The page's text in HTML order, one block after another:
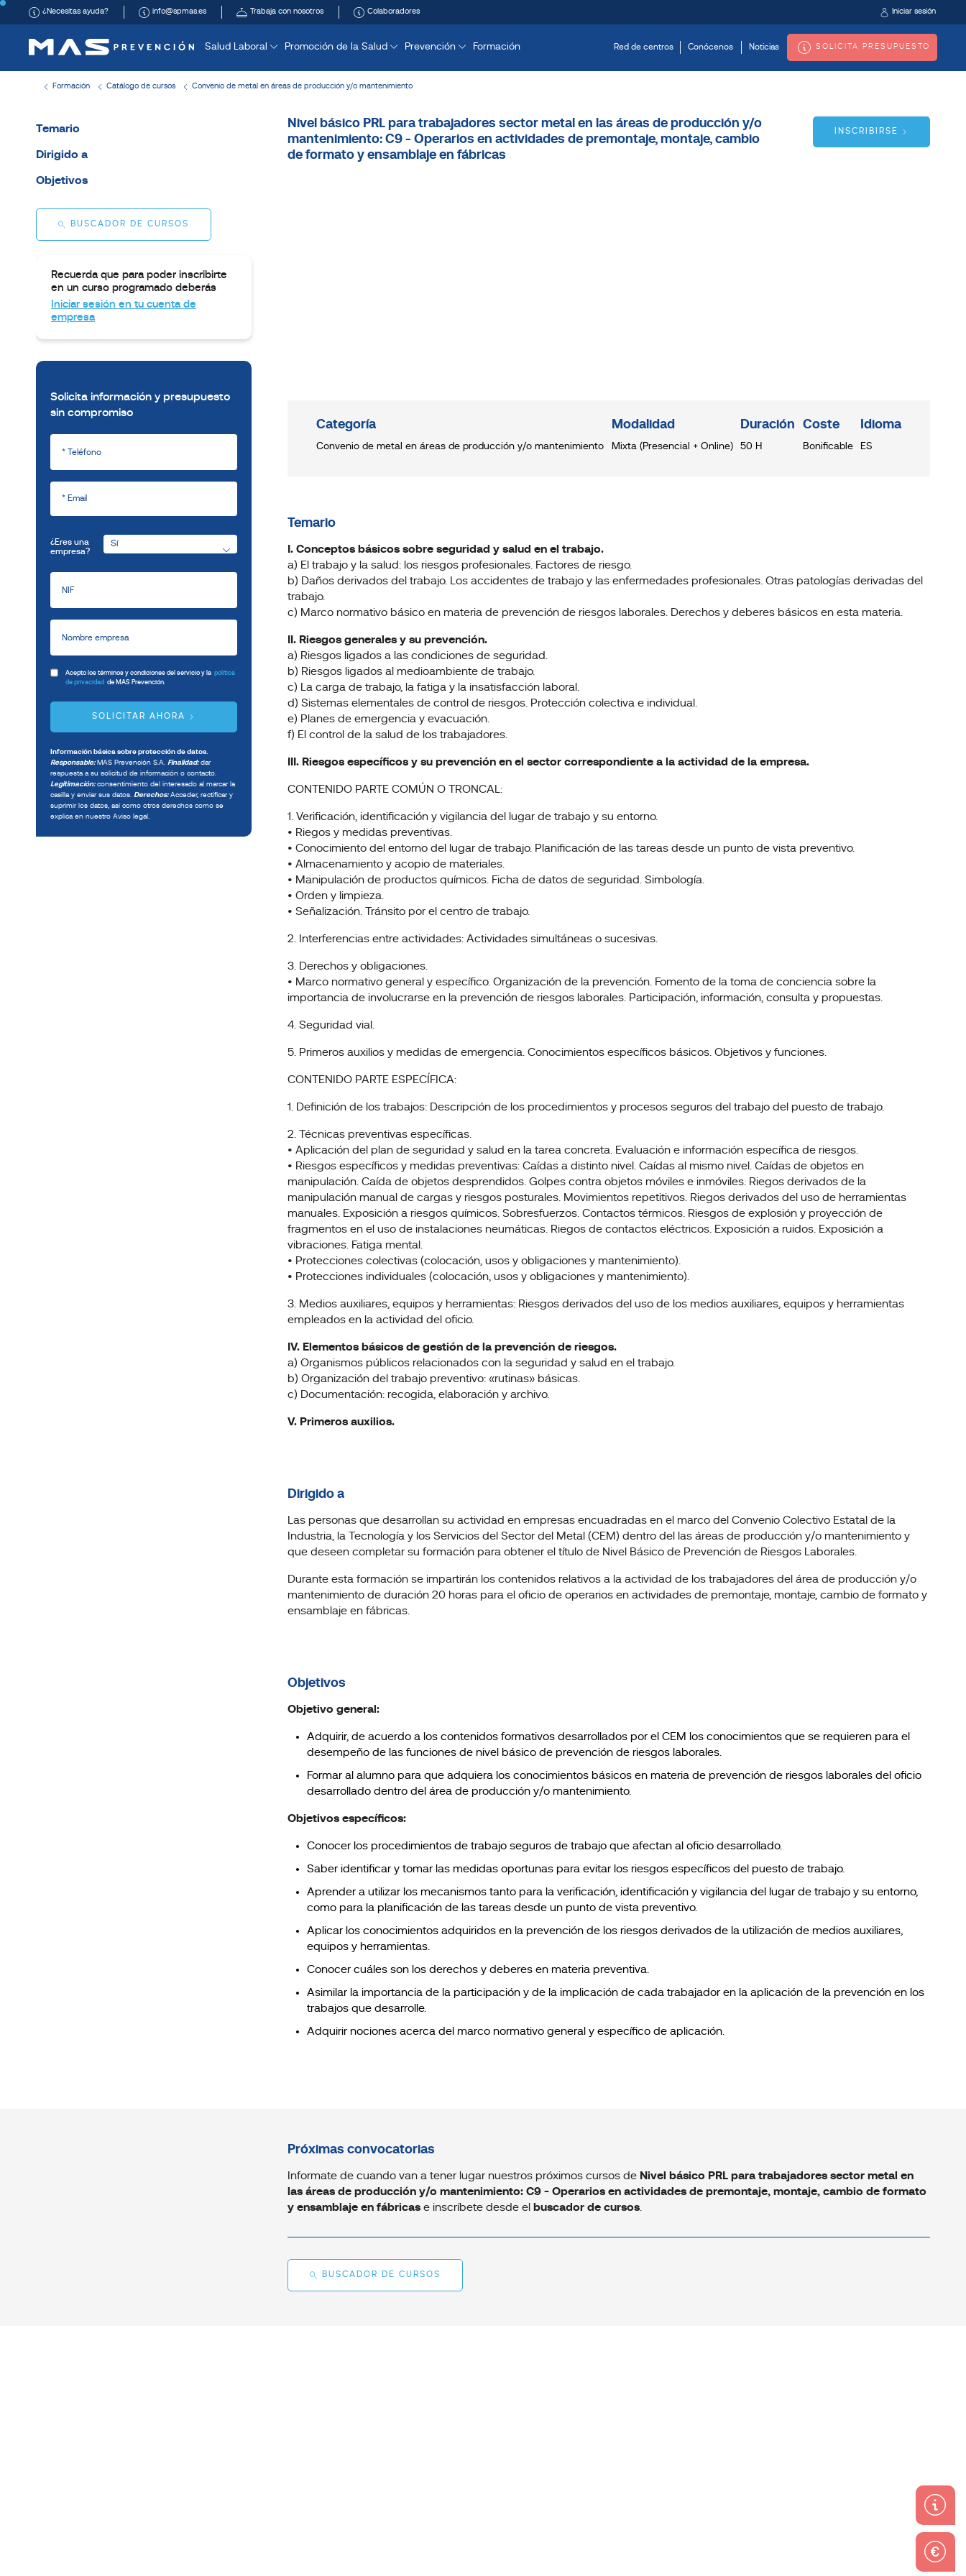
¿Necesitas ayuda? info@spmas.es Trabaja con nosotros Colaboradores Iniciar sesión
Salud Laboral Promoción de la Salud Prevención Formación Red de centros Conócenos Noticias SOLICITA PRESUPUESTO
Formación Catálogo de cursos Convenio de metal en áreas de producción y/o mantenimiento
Temario
Dirigido a
Objetivos
BUSCADOR DE CURSOS
Recuerda que para poder inscribirte
en un curso programado deberás
Iniciar sesión en tu cuenta de
empresa
Solicita información y presupuesto
sin compromiso
¿Eres una
empresa?
Acepto los términos y condiciones del servicio y la política
de privacidad de MAS Prevención.
SOLICITAR AHORA
Información básica sobre protección de datos.
Responsable: MAS Prevención S.A. Finalidad: dar
respuesta a su solicitud de información o contacto.
Legitimación: consentimiento del interesado al marcar la
casilla y enviar sus datos. Derechos: Acceder, rectificar y
suprimir los datos, así como otros derechos como se
explica en nuestro Aviso legal.
Nivel básico PRL para trabajadores sector metal en las áreas de producción y/o
mantenimiento: C9 - Operarios en actividades de premontaje, montaje, cambio
de formato y ensamblaje en fábricas
INSCRIBIRSE
Categoría
Convenio de metal en áreas de producción y/o mantenimiento
Modalidad
Mixta (Presencial + Online)
Duración
50 H
Coste
Bonificable
Idioma
ES
Temario
I. Conceptos básicos sobre seguridad y salud en el trabajo.
a) El trabajo y la salud: los riesgos profesionales. Factores de riesgo.
b) Daños derivados del trabajo. Los accidentes de trabajo y las enfermedades profesionales. Otras patologías derivadas del
trabajo.
c) Marco normativo básico en materia de prevención de riesgos laborales. Derechos y deberes básicos en esta materia.
II. Riesgos generales y su prevención.
a) Riesgos ligados a las condiciones de seguridad.
b) Riesgos ligados al medioambiente de trabajo.
c) La carga de trabajo, la fatiga y la insatisfacción laboral.
d) Sistemas elementales de control de riesgos. Protección colectiva e individual.
e) Planes de emergencia y evacuación.
f) El control de la salud de los trabajadores.
III. Riesgos específicos y su prevención en el sector correspondiente a la actividad de la empresa.
CONTENIDO PARTE COMÚN O TRONCAL:
1. Verificación, identificación y vigilancia del lugar de trabajo y su entorno.
• Riegos y medidas preventivas.
• Conocimiento del entorno del lugar de trabajo. Planificación de las tareas desde un punto de vista preventivo.
• Almacenamiento y acopio de materiales.
• Manipulación de productos químicos. Ficha de datos de seguridad. Simbología.
• Orden y limpieza.
• Señalización. Tránsito por el centro de trabajo.
2. Interferencias entre actividades: Actividades simultáneas o sucesivas.
3. Derechos y obligaciones.
• Marco normativo general y específico. Organización de la prevención. Fomento de la toma de conciencia sobre la
importancia de involucrarse en la prevención de riesgos laborales. Participación, información, consulta y propuestas.
4. Seguridad vial.
5. Primeros auxilios y medidas de emergencia. Conocimientos específicos básicos. Objetivos y funciones.
CONTENIDO PARTE ESPECÍFICA:
1. Definición de los trabajos: Descripción de los procedimientos y procesos seguros del trabajo del puesto de trabajo.
2. Técnicas preventivas específicas.
• Aplicación del plan de seguridad y salud en la tarea concreta. Evaluación e información específica de riesgos.
• Riesgos específicos y medidas preventivas: Caídas a distinto nivel. Caídas al mismo nivel. Caídas de objetos en
manipulación. Caída de objetos desprendidos. Golpes contra objetos móviles e inmóviles. Riegos derivados de la
manipulación manual de cargas y riesgos posturales. Movimientos repetitivos. Riegos derivados del uso de herramientas
manuales. Exposición a riesgos químicos. Sobresfuerzos. Contactos térmicos. Riesgos de explosión y proyección de
fragmentos en el uso de instalaciones neumáticas. Riegos de contactos eléctricos. Exposición a ruidos. Exposición a
vibraciones. Fatiga mental.
• Protecciones colectivas (colocación, usos y obligaciones y mantenimiento).
• Protecciones individuales (colocación, usos y obligaciones y mantenimiento).
3. Medios auxiliares, equipos y herramientas: Riesgos derivados del uso de los medios auxiliares, equipos y herramientas
empleados en la actividad del oficio.
IV. Elementos básicos de gestión de la prevención de riesgos.
a) Organismos públicos relacionados con la seguridad y salud en el trabajo.
b) Organización del trabajo preventivo: «rutinas» básicas.
c) Documentación: recogida, elaboración y archivo.
V. Primeros auxilios.
Dirigido a
Las personas que desarrollan su actividad en empresas encuadradas en el marco del Convenio Colectivo Estatal de la
Industria, la Tecnología y los Servicios del Sector del Metal (CEM) dentro del las áreas de producción y/o mantenimiento y
que deseen completar su formación para obtener el título de Nivel Básico de Prevención de Riesgos Laborales.
Durante esta formación se impartirán los contenidos relativos a la actividad de los trabajadores del área de producción y/o
mantenimiento de duración 20 horas para el oficio de operarios en actividades de premontaje, montaje, cambio de formato y
ensamblaje en fábricas.
Objetivos
Objetivo general:
Adquirir, de acuerdo a los contenidos formativos desarrollados por el CEM los conocimientos que se requieren para el
desempeño de las funciones de nivel básico de prevención de riesgos laborales.
Formar al alumno para que adquiera los conocimientos básicos en materia de prevención de riesgos laborales del oficio
desarrollado dentro del área de producción y/o mantenimiento.
Objetivos específicos:
Conocer los procedimientos de trabajo seguros de trabajo que afectan al oficio desarrollado.
Saber identificar y tomar las medidas oportunas para evitar los riesgos específicos del puesto de trabajo.
Aprender a utilizar los mecanismos tanto para la verificación, identificación y vigilancia del lugar de trabajo y su entorno,
como para la planificación de las tareas desde un punto de vista preventivo.
Aplicar los conocimientos adquiridos en la prevención de los riesgos derivados de la utilización de medios auxiliares,
equipos y herramientas.
Conocer cuáles son los derechos y deberes en materia preventiva.
Asimilar la importancia de la participación y de la implicación de cada trabajador en la aplicación de la prevención en los
trabajos que desarrolle.
Adquirir nociones acerca del marco normativo general y específico de aplicación.
Próximas convocatorias
Informate de cuando van a tener lugar nuestros próximos cursos de Nivel básico PRL para trabajadores sector metal en
las áreas de producción y/o mantenimiento: C9 - Operarios en actividades de premontaje, montaje, cambio de formato
y ensamblaje en fábricas e inscríbete desde el buscador de cursos.
BUSCADOR DE CURSOS